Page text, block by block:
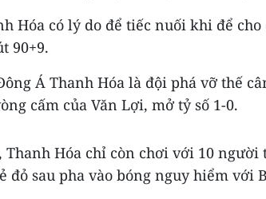
Hóa có lý do để tiếc nuối khi để
90+9.
Á Thanh Hóa là đội phá vỡ thế
cấm của Văn Lợi, mở tỷ số 1-0.
Thanh Hóa chỉ còn chơi với 10 người
đỏ sau pha vào bóng nguy hiểm với